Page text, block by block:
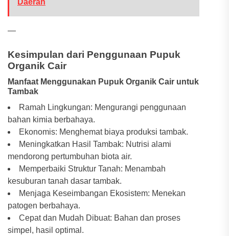
Daerah
—
Kesimpulan dari Penggunaan Pupuk
Organik Cair
Manfaat Menggunakan Pupuk Organik Cair untuk
Tambak
Ramah Lingkungan: Mengurangi penggunaan
bahan kimia berbahaya.
Ekonomis: Menghemat biaya produksi tambak.
Meningkatkan Hasil Tambak: Nutrisi alami
mendorong pertumbuhan biota air.
Memperbaiki Struktur Tanah: Menambah
kesuburan tanah dasar tambak.
Menjaga Keseimbangan Ekosistem: Menekan
patogen berbahaya.
Cepat dan Mudah Dibuat: Bahan dan proses
simpel, hasil optimal.